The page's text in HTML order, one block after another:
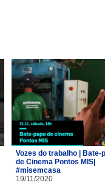
Vozes do trabalho | Bate-
de Cinema Pontos MIS|
#misemcasa
19/11/2020